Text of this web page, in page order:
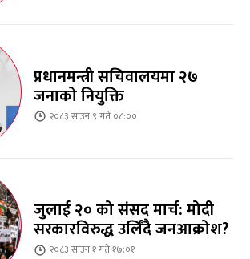
प्रधानमन्त्री सचिवालयमा २७
जनाको नियुक्ति
२०८३ साउन ९ गते ०८:००
जुलाई २० को संसद मार्च: मोदी
सरकारविरुद्ध उर्लिंदै जनआक्रोश?
२०८३ साउन १ गते १७:०१